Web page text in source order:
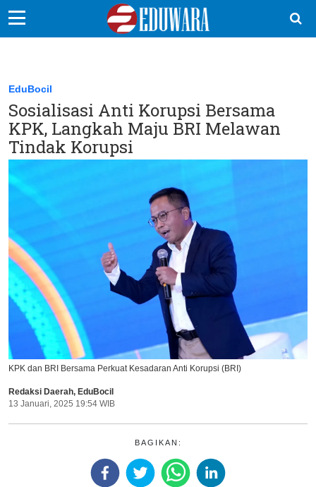
Sekolah Kita
Vokasi
Kampus
Idea
Sains
Ikuti Kami di:
EduBocil
Sosialisasi Anti Korupsi Bersama
KPK, Langkah Maju BRI Melawan
Tindak Korupsi
KPK dan BRI Bersama Perkuat Kesadaran Anti Korupsi (BRI)
Redaksi Daerah, EduBocil
13 Januari, 2025 19:54 WIB
BAGIKAN: